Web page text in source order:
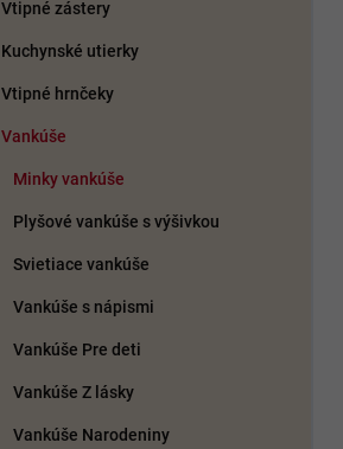
Vtipné zástery
Kuchynské utierky
Vtipné hrnčeky
Vankúše
Minky vankúše
Plyšové vankúše s výšivkou
Svietiace vankúše
Vankúše s nápismi
Vankúše Pre deti
Vankúše Z lásky
Vankúše Narodeniny